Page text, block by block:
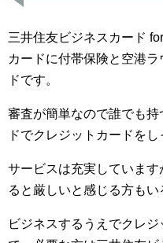
三井住友ビジネスカード
カードに付帯保険と空港
ドです。
審査が簡単なので誰でも
ドでクレジットカードをし
サービスは充実していま
ると厳しいと感じる方もい
ビジネスするうえでクレ